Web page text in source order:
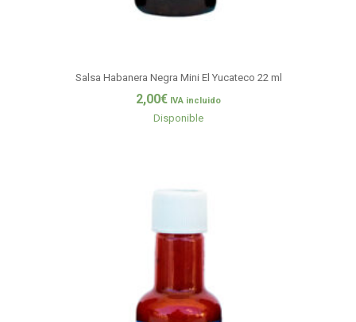
Salsa Habanera Negra Mini El Yucateco 22 ml
2,00€ IVA incluido
Disponible